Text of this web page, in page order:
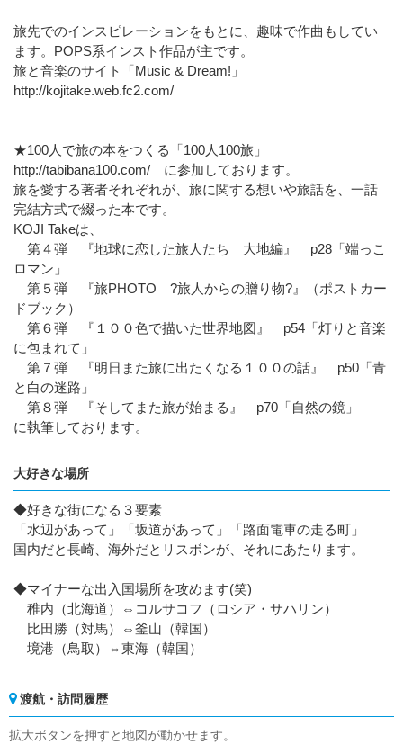
旅先でのインスピレーションをもとに、趣味で作曲もしてい
ます。POPS系インスト作品が主です。
旅と音楽のサイト「Music & Dream!」
http://kojitake.web.fc2.com/
★100人で旅の本をつくる「100人100旅」
http://tabibana100.com/ に参加しております。
旅を愛する著者それぞれが、旅に関する想いや旅話を、一話
完結方式で綴った本です。
KOJI Takeは、
第４弾 『地球に恋した旅人たち 大地編』 p28「端っこ
ロマン」
第５弾 『旅PHOTO ?旅人からの贈り物?』（ポストカー
ドブック）
第６弾 『１００色で描いた世界地図』 p54「灯りと音楽
に包まれて」
第７弾 『明日また旅に出たくなる１００の話』 p50「青
と白の迷路」
第８弾 『そしてまた旅が始まる』 p70「自然の鏡」
に執筆しております。
大好きな場所
◆好きな街になる３要素
「水辺があって」「坂道があって」「路面電車の走る町」
国内だと長崎、海外だとリスボンが、それにあたります。
◆マイナーな出入国場所を攻めます(笑)
稚内（北海道）⇔コルサコフ（ロシア・サハリン）
比田勝（対馬）⇔釜山（韓国）
境港（鳥取）⇔東海（韓国）
渡航・訪問履歴
拡大ボタンを押すと地図が動かせます。